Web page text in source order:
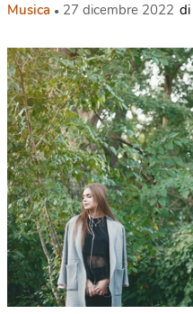
Musica 27 dicembre 2022 di